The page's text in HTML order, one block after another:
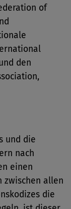
of
den
und die
nach
einen
zwischen allen
die